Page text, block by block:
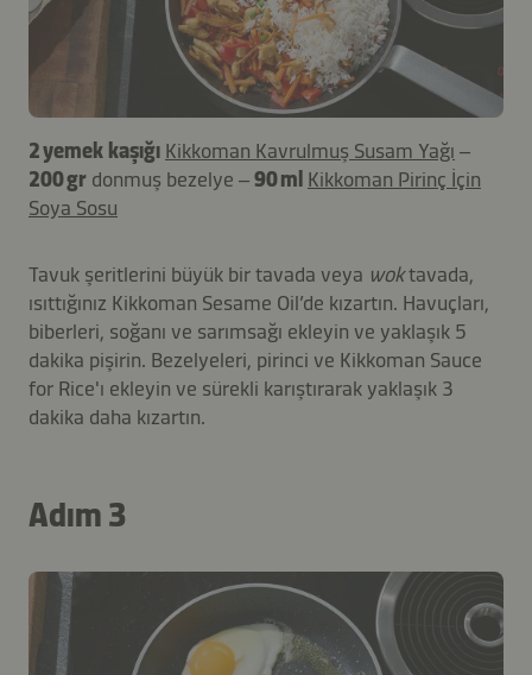
2 yemek kaşığı Kikkoman Kavrulmuş Susam Yağı –
200 gr donmuş bezelye –90 ml Kikkoman Pirinç İçin
Soya Sosu
Tavuk şeritlerini büyük bir tavada veya woktavada,
ısıttığınız Kikkoman Sesame Oil’de kızartın. Havuçları,
biberleri, soğanı ve sarımsağı ekleyin ve yaklaşık 5
dakika pişirin. Bezelyeleri, pirinci ve Kikkoman Sauce
for Rice'ı ekleyin ve sürekli karıştırarak yaklaşık 3
dakika daha kızartın.
Adım 3